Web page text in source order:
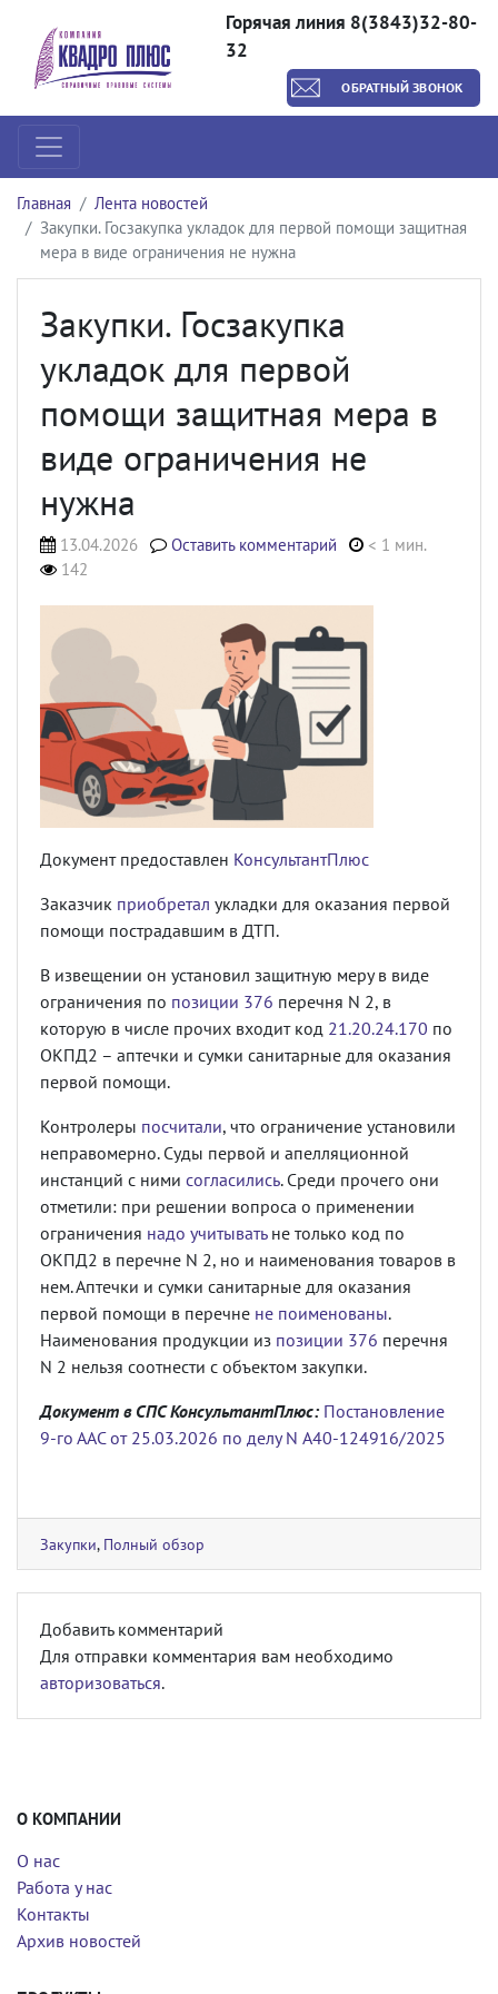
Горячая линия 8(3843)32-80-
32
ОБРАТНЫЙ ЗВОНОК
Главная
Лента новостей
Закупки. Госзакупка укладок для первой помощи защитная
мера в виде ограничения не нужна
Закупки. Госзакупка
укладок для первой
помощи защитная мера в
виде ограничения не
нужна
13.04.2026 Оставить комментарий
< 1 мин.
142
Документ предоставлен КонсультантПлюс
Заказчик приобретал укладки для оказания первой
помощи пострадавшим в ДТП.
В извещении он установил защитную меру в виде
ограничения по позиции 376 перечня N 2, в
которую в числе прочих входит код 21.20.24.170 по
ОКПД2 – аптечки и сумки санитарные для оказания
первой помощи.
Контролеры посчитали, что ограничение установили
неправомерно. Суды первой и апелляционной
инстанций с ними согласились. Среди прочего они
отметили: при решении вопроса о применении
ограничения надо учитыватьне только код по
ОКПД2 в перечне N 2, но и наименования товаров в
нем. Аптечки и сумки санитарные для оказания
первой помощи в перечне не поименованы.
Наименования продукции из позиции 376 перечня
N 2 нельзя соотнести с объектом закупки.
Документ в СПС КонсультантПлюс: Постановление
9-го ААС от 25.03.2026 по делу N А40-124916/2025
Закупки, Полный обзор
Добавить комментарий
Для отправки комментария вам необходимо
авторизоваться.
О КОМПАНИИ
О нас
Работа у нас
Контакты
Архив новостей